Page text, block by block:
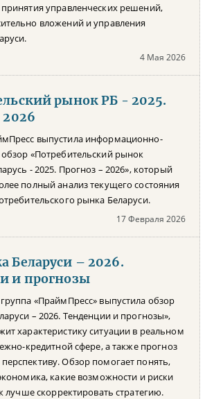
управленческих решений,
вложений и управления
4 Мая 2026
рынок РБ - 2025.
выпустила информационно-
«Потребительский рынок
- 2025. Прогноз – 2026», который
полный анализ текущего состояния
рынка Беларуси.
17 Февраля 2026
Беларуси – 2026.
и прогнозы
«ПраймПресс» выпустила обзор
– 2026. Тенденции и прогнозы»,
характеристику ситуации в реальном
кредитной сфере, а также прогноз
Обзор помогает понять,
какие возможности и риски
лучше скорректировать стратегию.